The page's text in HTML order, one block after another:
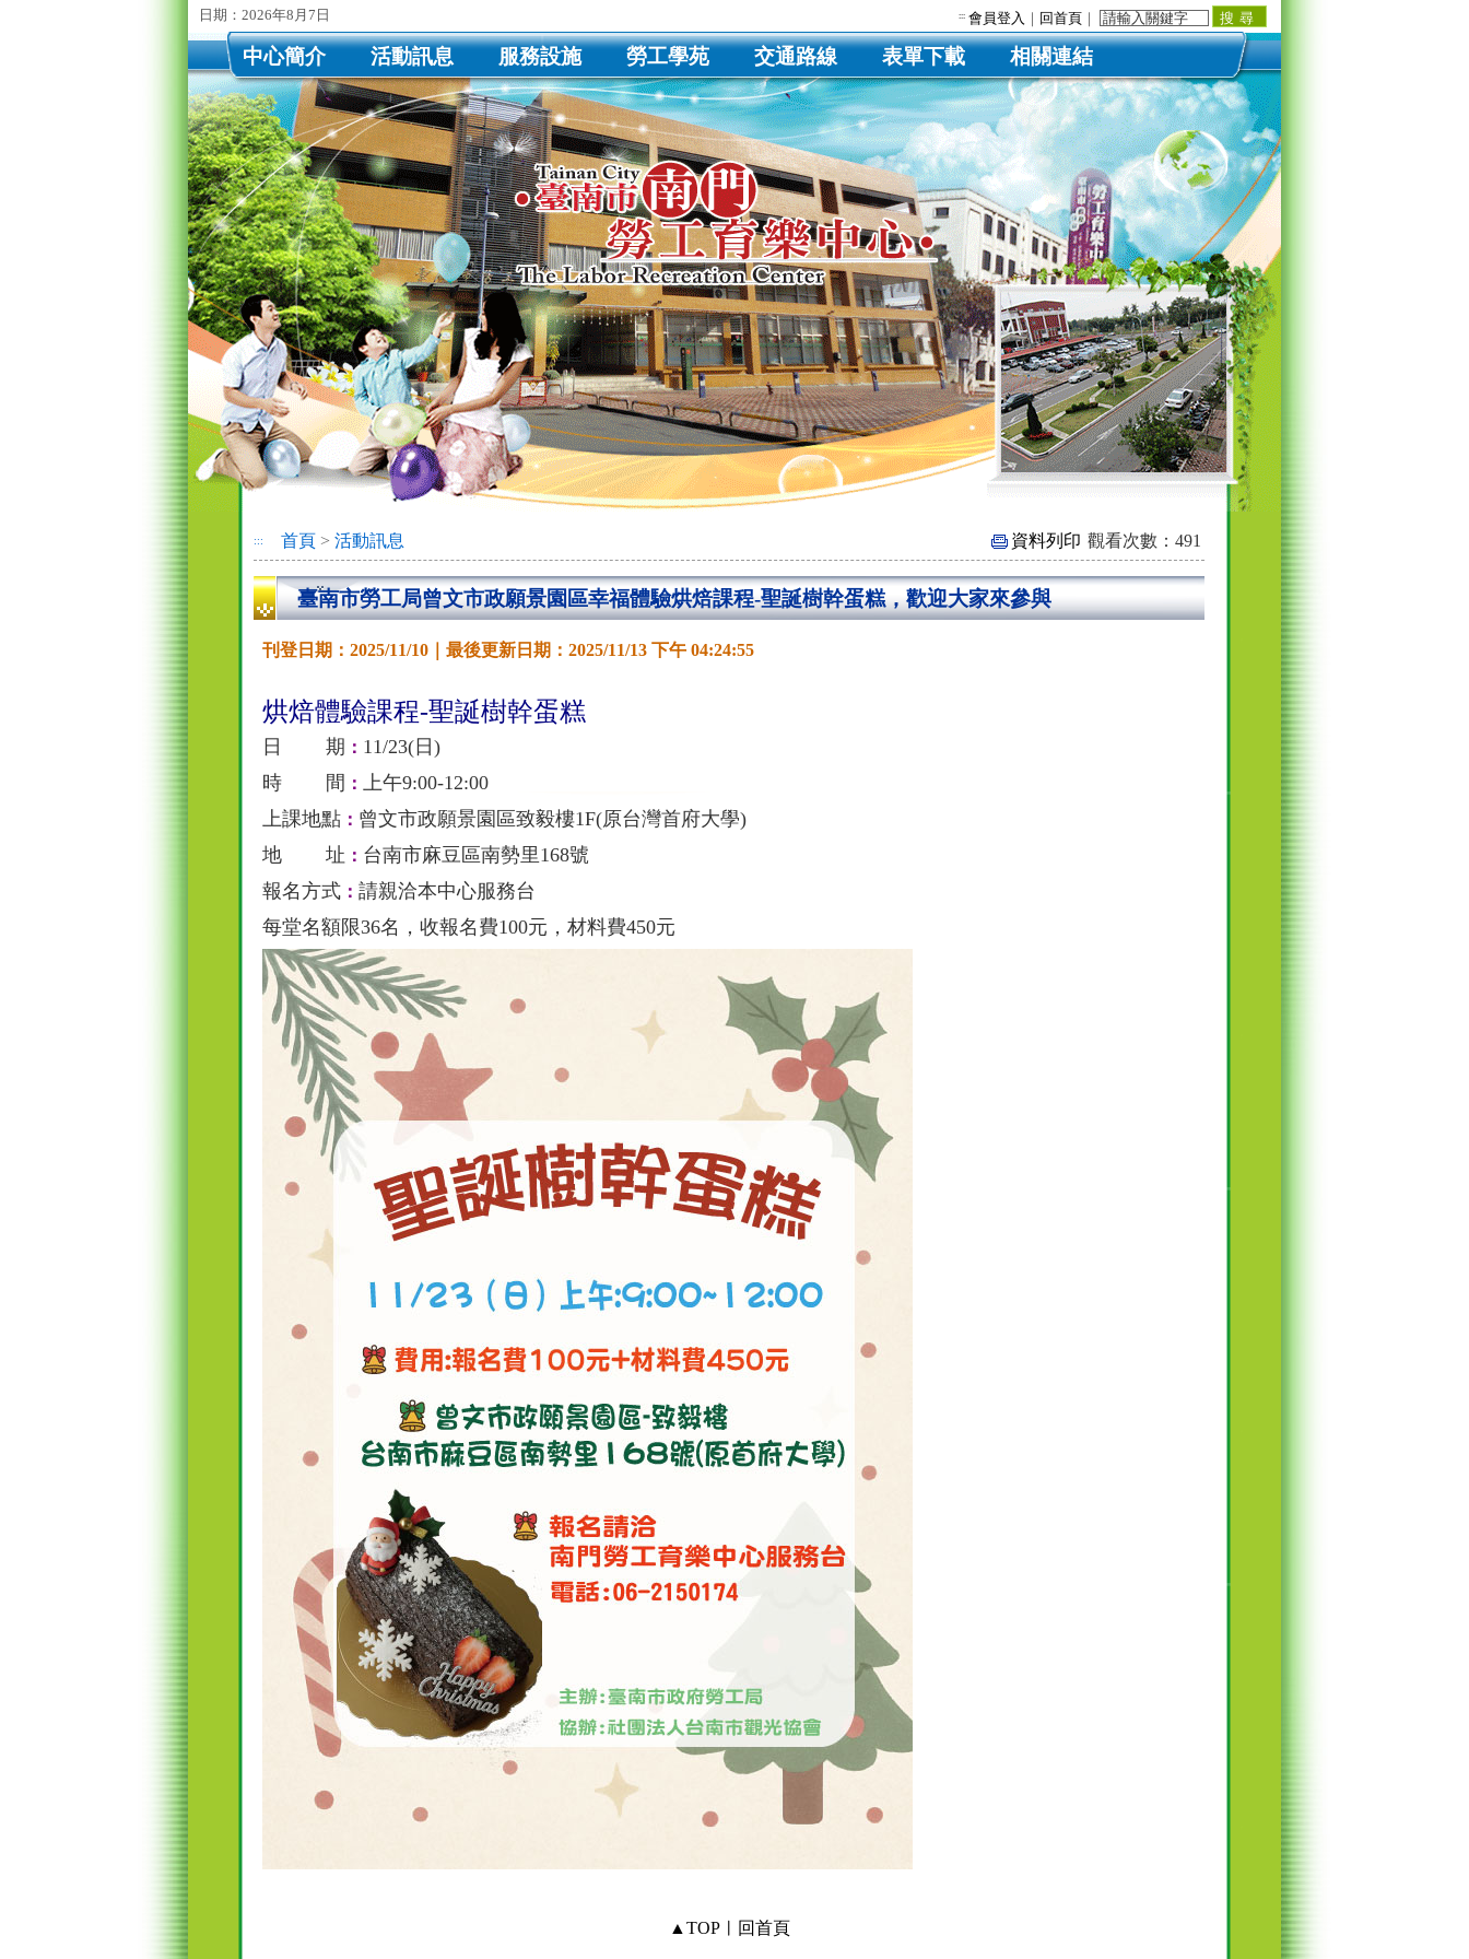
日期：2026年8月7日 ::: 會員登入 回首頁
中心簡介 活動訊息 服務設施 勞工學苑 交通路線 表單下載 相關連結
::: 首頁 > 活動訊息 資料列印 觀看次數：491
臺南市勞工局曾文市政願景園區幸福體驗烘焙課程-聖誕樹幹蛋糕，歡迎大家來參與
刊登日期：2025/11/10｜最後更新日期：2025/11/13 下午 04:24:55
烘焙體驗課程-聖誕樹幹蛋糕
日 期 ： 11/23( 日 )
時 間 ： 上午9:00-12:00
上課地點 ： 曾文市政願景園區致毅樓1F(原台灣首府大學)
地 址 ： 台南市麻豆區南勢里168號
報名方式 ： 請親洽本中心服務台
每堂名額限36名，收報名費100元，材料費450元
▲TOP︱ 回首頁